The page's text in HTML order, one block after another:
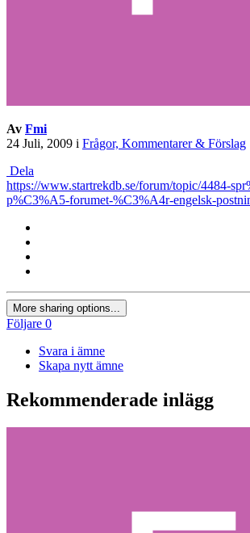
Av Fmi
24 Juli, 2009 i Frågor, Kommentarer & Förslag
Dela
https://www.startrekdb.se/forum/topic/4484-
p%C3%A5-forumet-%C3%A4r-engelsk-
More sharing options...
Följare 0
Svara i ämne
Skapa nytt ämne
Rekommenderade inlägg